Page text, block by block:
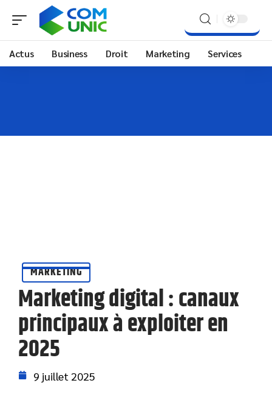
Actus Business Droit Marketing Services
MARKETING
Marketing digital : canaux
principaux à exploiter en
2025
9 juillet 2025